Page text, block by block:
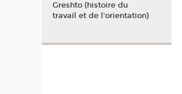
Greshto (histoire du
travail et de l'orientation)